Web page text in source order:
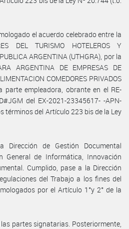
el acuerdo celebrado entre la
DEL TURISMO HOTELEROS Y
ARGENTINA (UTHGRA), por la
ARGENTINA DE EMPRESAS DE
COMEDORES PRIVADOS
parte empleadora, obrante en el RE-
del EX-2021-23345617- -APN-
términos del Artículo 223 bis de la Ley
Dirección de Gestión Documental
General de Informática, Innovación
Cumplido, pase a la Dirección
del Trabajo a los fines del
por el Artículo 1°y 2° de la
las partes signatarias. Posteriormente,